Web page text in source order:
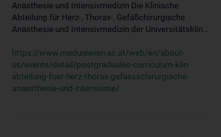
Anästhesie und Intensivmedizin Die Klinische
Abteilung für Herz-, Thorax-, Gefäßchirurgische
Anästhesie und Intensivmedizin der Universitätsklin...
https://www.meduniwien.ac.at/web/en/about-
us/events/detail/postgraduales-curriculum-klin-
abteilung-fuer-herz-thorax-gefaesschirurgische-
anaesthesie-und-intensivme/